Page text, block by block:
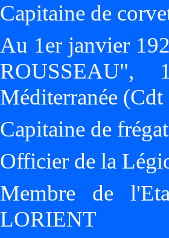
Capitaine de
Au 1er janvier
ROUSSEAU",
Méditerranée
Capitaine de
Officier de la
Membre de
LORIENT